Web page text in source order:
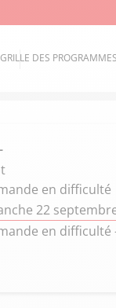
GRILLE DES PROGRAMMES
en difficulté
22
en difficulté